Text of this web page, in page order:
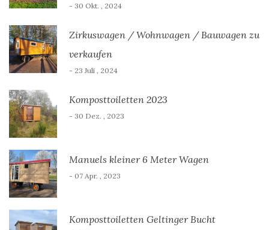
- 30 Okt. , 2024
Zirkuswagen / Wohnwagen / Bauwagen zu
verkaufen
- 23 Juli , 2024
Komposttoiletten 2023
- 30 Dez. , 2023
Manuels kleiner 6 Meter Wagen
- 07 Apr. , 2023
Komposttoiletten Geltinger Bucht